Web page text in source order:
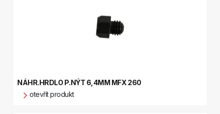
NÁHR.HRDLO P.NÝT 6,4MM MFX 260
otevřít produkt